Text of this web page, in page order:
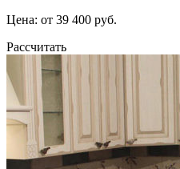
Цена: от 39 400 руб.
Рассчитать